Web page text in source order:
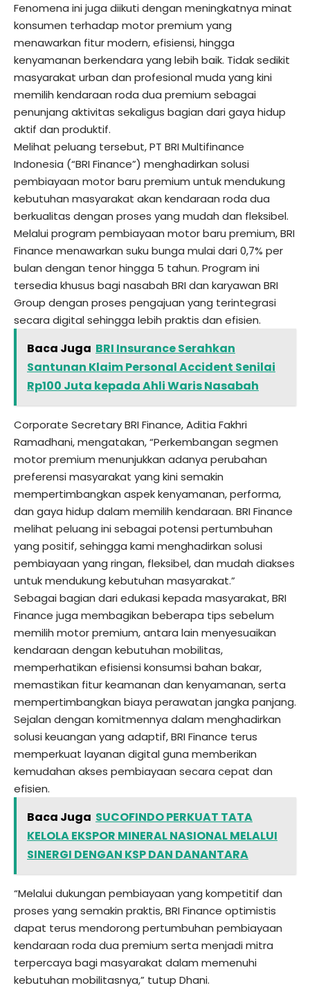
Fenomena ini juga diikuti dengan meningkatnya minat
konsumen terhadap motor premium yang
menawarkan fitur modern, efisiensi, hingga
kenyamanan berkendara yang lebih baik. Tidak sedikit
masyarakat urban dan profesional muda yang kini
memilih kendaraan roda dua premium sebagai
penunjang aktivitas sekaligus bagian dari gaya hidup
aktif dan produktif.
Melihat peluang tersebut, PT BRI Multifinance
Indonesia (“BRI Finance”) menghadirkan solusi
pembiayaan motor baru premium untuk mendukung
kebutuhan masyarakat akan kendaraan roda dua
berkualitas dengan proses yang mudah dan fleksibel.
Melalui program pembiayaan motor baru premium, BRI
Finance menawarkan suku bunga mulai dari 0,7% per
bulan dengan tenor hingga 5 tahun. Program ini
tersedia khusus bagi nasabah BRI dan karyawan BRI
Group dengan proses pengajuan yang terintegrasi
secara digital sehingga lebih praktis dan efisien.
Baca Juga BRI Insurance Serahkan
Santunan Klaim Personal Accident Senilai
Rp100 Juta kepada Ahli Waris Nasabah
Corporate Secretary BRI Finance, Aditia Fakhri
Ramadhani, mengatakan, “Perkembangan segmen
motor premium menunjukkan adanya perubahan
preferensi masyarakat yang kini semakin
mempertimbangkan aspek kenyamanan, performa,
dan gaya hidup dalam memilih kendaraan. BRI Finance
melihat peluang ini sebagai potensi pertumbuhan
yang positif, sehingga kami menghadirkan solusi
pembiayaan yang ringan, fleksibel, dan mudah diakses
untuk mendukung kebutuhan masyarakat.”
Sebagai bagian dari edukasi kepada masyarakat, BRI
Finance juga membagikan beberapa tips sebelum
memilih motor premium, antara lain menyesuaikan
kendaraan dengan kebutuhan mobilitas,
memperhatikan efisiensi konsumsi bahan bakar,
memastikan fitur keamanan dan kenyamanan, serta
mempertimbangkan biaya perawatan jangka panjang.
Sejalan dengan komitmennya dalam menghadirkan
solusi keuangan yang adaptif, BRI Finance terus
memperkuat layanan digital guna memberikan
kemudahan akses pembiayaan secara cepat dan
efisien.
Baca Juga SUCOFINDO PERKUAT TATA
KELOLA EKSPOR MINERAL NASIONAL MELALUI
SINERGI DENGAN KSP DAN DANANTARA
“Melalui dukungan pembiayaan yang kompetitif dan
proses yang semakin praktis, BRI Finance optimistis
dapat terus mendorong pertumbuhan pembiayaan
kendaraan roda dua premium serta menjadi mitra
terpercaya bagi masyarakat dalam memenuhi
kebutuhan mobilitasnya,” tutup Dhani.